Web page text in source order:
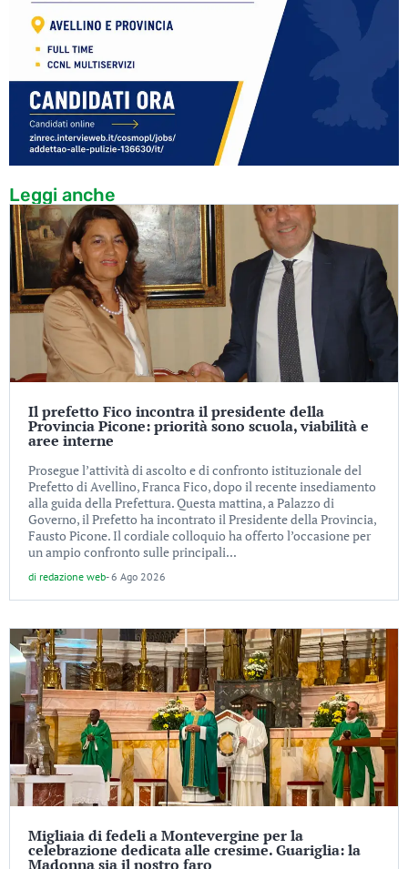
Leggi anche
Il prefetto Fico incontra il presidente della
Provincia Picone: priorità sono scuola, viabilità e
aree interne
Prosegue l’attività di ascolto e di confronto istituzionale del
Prefetto di Avellino, Franca Fico, dopo il recente insediamento
alla guida della Prefettura. Questa mattina, a Palazzo di
Governo, il Prefetto ha incontrato il Presidente della Provincia,
Fausto Picone. Il cordiale colloquio ha offerto l’occasione per
un ampio confronto sulle principali...
di redazione web-6 Ago 2026
Migliaia di fedeli a Montevergine per la
celebrazione dedicata alle cresime. Guariglia: la
Madonna sia il nostro faro